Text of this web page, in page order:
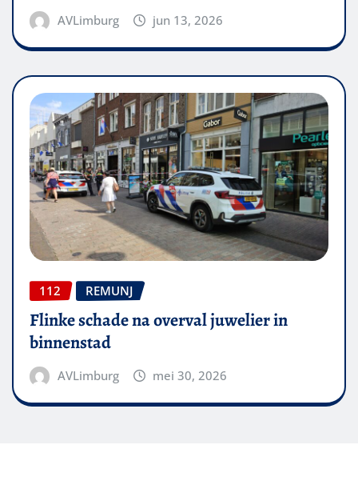
AVLimburg jun 13, 2026
112 REMUNJ
Flinke schade na overval juwelier in
binnenstad
AVLimburg mei 30, 2026